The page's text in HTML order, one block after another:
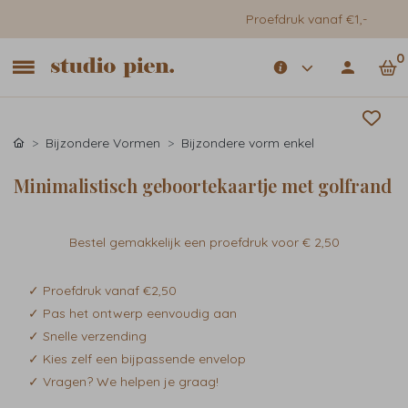
Proefdruk vanaf €1,-
0
Bijzondere Vormen Bijzondere vorm enkel
Minimalistisch geboortekaartje met golfrand
Bestel gemakkelijk een proefdruk voor € 2,50
✓ Proefdruk vanaf €2,50
✓ Pas het ontwerp eenvoudig aan
✓ Snelle verzending
✓ Kies zelf een bijpassende envelop
✓ Vragen? We helpen je graag!